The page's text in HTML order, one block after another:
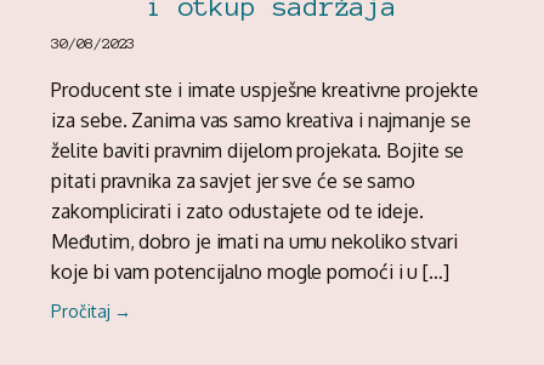
i otkup sadržaja
30/08/2023
Producent ste i imate uspješne kreativne projekte
iza sebe. Zanima vas samo kreativa i najmanje se
želite baviti pravnim dijelom projekata. Bojite se
pitati pravnika za savjet jer sve će se samo
zakomplicirati i zato odustajete od te ideje.
Međutim, dobro je imati na umu nekoliko stvari
koje bi vam potencijalno mogle pomoći i u […]
Pročitaj →